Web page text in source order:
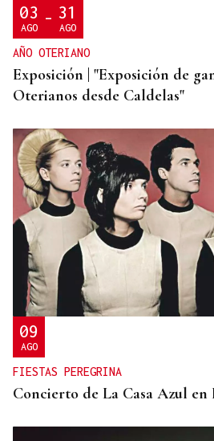
03
AGO - 31
AGO
AÑO OTERIANO
Exposición | "Exposición de
Oterianos desde Caldelas"
09
AGO
FIESTAS PEREGRINA
Concierto de La Casa Azul en